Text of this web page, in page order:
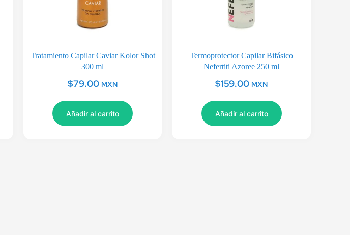
Tratamiento Capilar Caviar Kolor Shot
300 ml
$79.00 MXN
Añadir al carrito
Termoprotector Capilar Bifásico
Nefertiti Azoree 250 ml
$159.00 MXN
Añadir al carrito